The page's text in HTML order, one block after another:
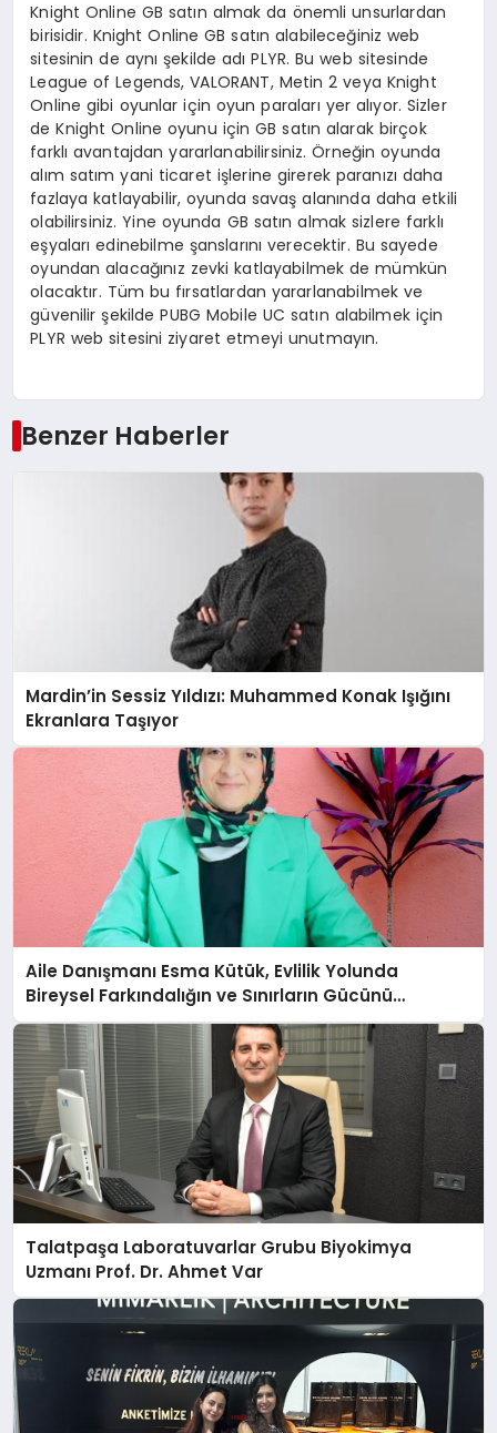
Knight Online GB satın almak da önemli unsurlardan
birisidir. Knight Online GB satın alabileceğiniz web
sitesinin de aynı şekilde adı PLYR. Bu web sitesinde
League of Legends, VALORANT, Metin 2 veya Knight
Online gibi oyunlar için oyun paraları yer alıyor. Sizler
de Knight Online oyunu için GB satın alarak birçok
farklı avantajdan yararlanabilirsiniz. Örneğin oyunda
alım satım yani ticaret işlerine girerek paranızı daha
fazlaya katlayabilir, oyunda savaş alanında daha etkili
olabilirsiniz. Yine oyunda GB satın almak sizlere farklı
eşyaları edinebilme şanslarını verecektir. Bu sayede
oyundan alacağınız zevki katlayabilmek de mümkün
olacaktır. Tüm bu fırsatlardan yararlanabilmek ve
güvenilir şekilde PUBG Mobile UC satın alabilmek için
PLYR web sitesini ziyaret etmeyi unutmayın.
Benzer Haberler
Mardin’in Sessiz Yıldızı: Muhammed Konak Işığını
Ekranlara Taşıyor
Aile Danışmanı Esma Kütük, Evlilik Yolunda
Bireysel Farkındalığın ve Sınırların Gücünü
Anlatıyor
Talatpaşa Laboratuvarlar Grubu Biyokimya
Uzmanı Prof. Dr. Ahmet Var